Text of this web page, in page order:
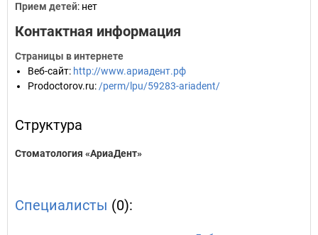
Прием детей: нет
Контактная информация
Страницы в интернете
Веб-сайт: http://www.ариадент.рф
Prodoctorov.ru: /perm/lpu/59283-ariadent/
Структура
Стоматология «АриаДент»
Специалисты (0):